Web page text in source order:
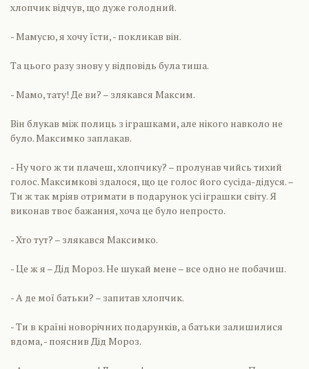
хлопчик відчув, що дуже голодний.
- Мамусю, я хочу їсти, - покликав він.
Та цього разу знову у відповідь була тиша.
- Мамо, тату! Де ви? – злякався Максим.
Він блукав між полиць з іграшками, але нікого навколо не
було. Максимко заплакав.
- Ну чого ж ти плачеш, хлопчику? – пролунав чийсь тихий
голос. Максимкові здалося, що це голос його сусіда-дідуся. –
Ти ж так мріяв отримати в подарунок усі іграшки світу. Я
виконав твоє бажання, хоча це було непросто.
- Хто тут? – злякався Максимко.
- Це ж я – Дід Мороз. Не шукай мене – все одно не побачиш.
- А де мої батьки? – запитав хлопчик.
- Ти в країні новорічних подарунків, а батьки залишилися
вдома, - пояснив Дід Мороз.